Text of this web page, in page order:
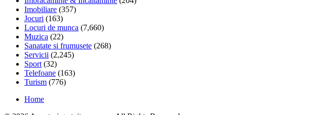
Imobiliare (357)
Jocuri (163)
Locuri de munca (7,660)
Muzica (22)
Sanatate si frumusete (268)
Servicii (2,245)
Sport (32)
Telefoane (163)
Turism (776)
Home